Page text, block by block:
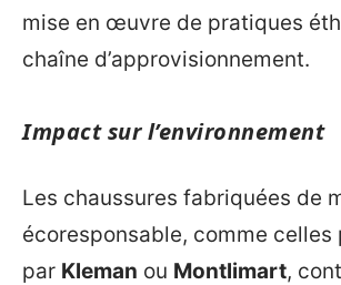
mise en œuvre de pratiques
chaîne d’approvisionnement.
Impact sur l’environnement
Les chaussures fabriquées de
écoresponsable, comme celles
par Kleman ou Montlimart,